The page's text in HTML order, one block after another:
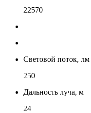
22570
Световой поток, лм
250
Дальность луча, м
24